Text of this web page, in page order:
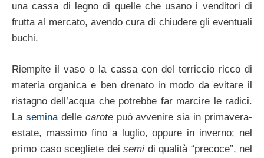
una cassa di legno di quelle che usano i venditori di
frutta al mercato, avendo cura di chiudere gli eventuali
buchi.
Riempite il vaso o la cassa con del terriccio ricco di
materia organica e ben drenato in modo da evitare il
ristagno dell’acqua che potrebbe far marcire le radici.
La seminadelle carotepuò avvenire sia in primavera-
estate, massimo fino a luglio, oppure in inverno; nel
primo caso scegliete dei semi di qualità “precoce”, nel